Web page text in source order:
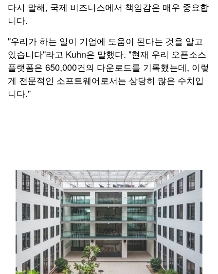
다시 말해, 국제 비즈니스에서 책임감은 매우 중요합
니다.
"우리가 하는 일이 기업에 도움이 된다는 것을 알고
있습니다"라고 Kuhn은 말했다. "현재 우리 오픈소스
플랫폼은 650,000건의 다운로드를 기록했는데, 이렇
게 전문적인 소프트웨어로서는 상당히 많은 수치입
니다."